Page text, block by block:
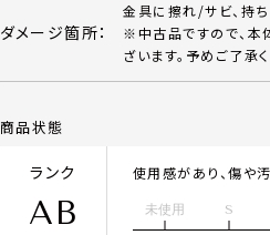
ダメージ箇所：
金具に擦れ/サビ、持
※中古品ですので、本
ざいます。予めご了承く
商品状態
ランク
AB
使用感があり、傷や
未使用 S